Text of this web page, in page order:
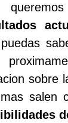
sobre
salen